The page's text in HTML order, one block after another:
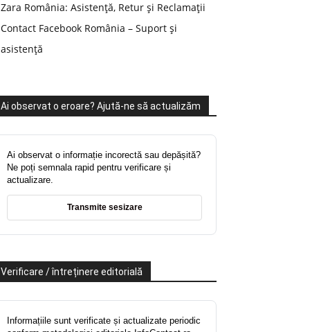
Zara România: Asistență, Retur și Reclamații
Contact Facebook România – Suport și
asistență
Ai observat o eroare? Ajută-ne să actualizăm
Ai observat o informație incorectă sau depășită?
Ne poți semnala rapid pentru verificare și
actualizare.
Transmite sesizare
Verificare / întreținere editorială
Informațiile sunt verificate și actualizate periodic